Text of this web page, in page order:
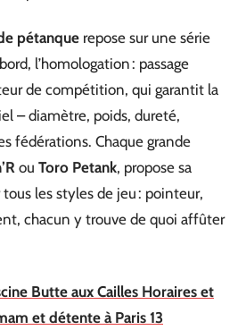
pétanque repose sur une série
l’homologation : passage
de compétition, qui garantit la
– diamètre, poids, dureté,
fédérations. Chaque grande
ou Toro Petank, propose sa
les styles de jeu : pointeur,
chacun y trouve de quoi affûter
Butte aux Cailles Horaires et
et détente à Paris 13